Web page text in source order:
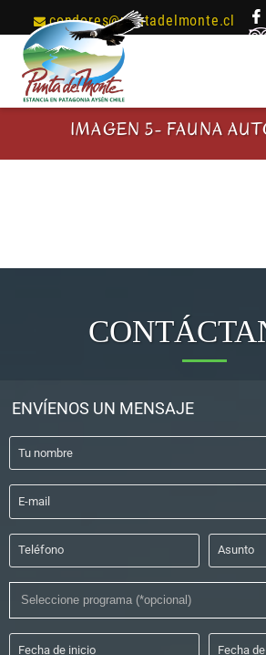
condores@puntadelmonte.cl
IMAGEN 5- FAUNA
ENVÍENOS UN MENSAJE